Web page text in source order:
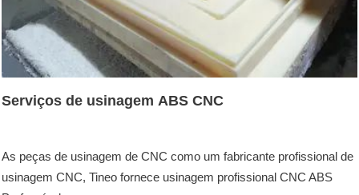
Serviços de usinagem ABS CNC
As peças de usinagem de CNC como um fabricante profissional de
usinagem CNC, Tineo fornece usinagem profissional CNC ABS